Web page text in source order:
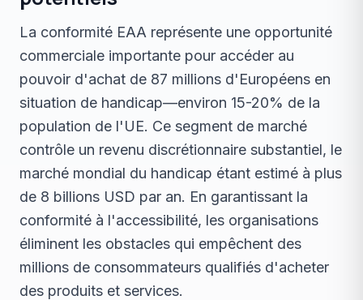
La conformité EAA représente une opportunité
commerciale importante pour accéder au
pouvoir d'achat de 87 millions d'Européens en
situation de handicap—environ 15-20% de la
population de l'UE. Ce segment de marché
contrôle un revenu discrétionnaire substantiel, le
marché mondial du handicap étant estimé à plus
de 8 billions USD par an. En garantissant la
conformité à l'accessibilité, les organisations
éliminent les obstacles qui empêchent des
millions de consommateurs qualifiés d'acheter
des produits et services.